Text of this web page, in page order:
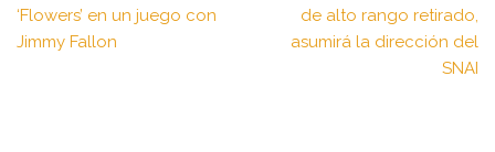
‘Flowers’ en un juego con
Jimmy Fallon
de alto rango retirado,
asumirá la dirección del
SNAI